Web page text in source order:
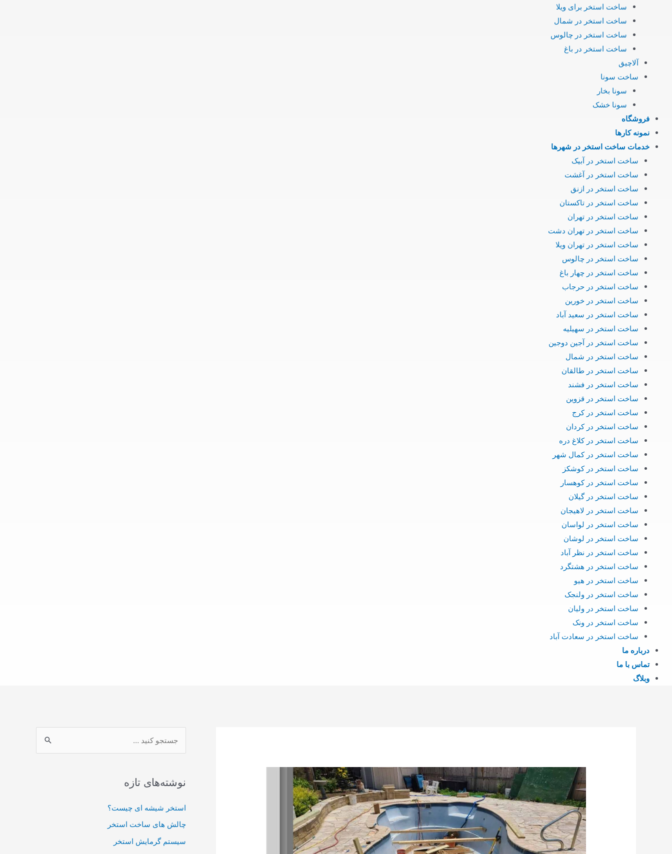
ساخت استخر برای ویلا
ساخت استخر در شمال
ساخت استخر در چالوس
ساخت استخر در باغ
آلاچیق
ساخت سونا
سونا بخار
سونا خشک
فروشگاه
نمونه کارها
خدمات ساخت استخر در شهرها
ساخت استخر در آبیک
ساخت استخر در آغشت
ساخت استخر در ازنق
ساخت استخر در تاکستان
ساخت استخر در تهران
ساخت استخر در تهران دشت
ساخت استخر در تهران ویلا
ساخت استخر در چالوس
ساخت استخر در چهار باغ
ساخت استخر در حرجاب
ساخت استخر در خورین
ساخت استخر در سعید آباد
ساخت استخر در سهیلیه
ساخت استخر در آجین دوجین
ساخت استخر در شمال
ساخت استخر در طالقان
ساخت استخر در فشند
ساخت استخر در قزوین
ساخت استخر در کرج
ساخت استخر در کردان
ساخت استخر در کلاغ دره
ساخت استخر در کمال شهر
ساخت استخر در کوشکز
ساخت استخر در کوهسار
ساخت استخر در گیلان
ساخت استخر در لاهیجان
ساخت استخر در لواسان
ساخت استخر در لوشان
ساخت استخر در نظر آباد
ساخت استخر در هشتگرد
ساخت استخر در هیو
ساخت استخر در ولنجک
ساخت استخر در ولیان
ساخت استخر در ونک
ساخت استخر در سعادت آباد
درباره ما
تماس با ما
وبلاگ
ج
ی
:
نوشته‌های تازه
استخر شیشه ای چیست؟
چالش های ساخت استخر
سیستم گرمایش استخر